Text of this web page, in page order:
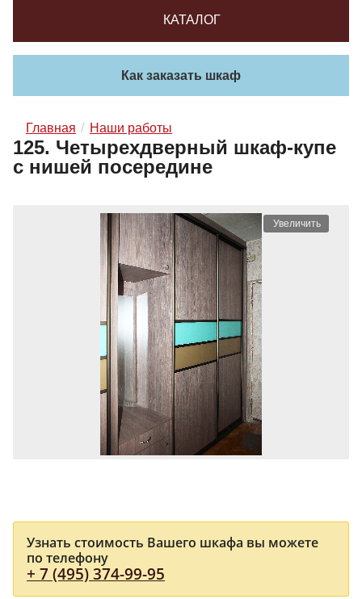
КАТАЛОГ
Как заказать шкаф
Главная Наши работы
125. Четырехдверный шкаф-купе
с нишей посередине
Увеличить
Узнать стоимость Вашего шкафа вы можете
по телефону
+ 7 (495) 374-99-95